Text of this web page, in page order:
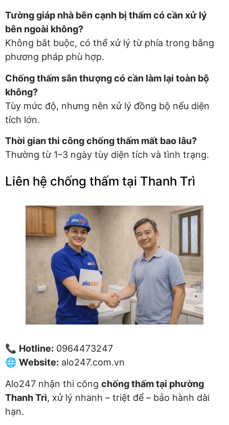
Tường giáp nhà bên cạnh bị thấm có cần xử lý
bên ngoài không?
Không bắt buộc, có thể xử lý từ phía trong bằng
phương pháp phù hợp.
Chống thấm sân thượng có cần làm lại toàn bộ
không?
Tùy mức độ, nhưng nên xử lý đồng bộ nếu diện
tích lớn.
Thời gian thi công chống thấm mất bao lâu?
Thường từ 1–3 ngày tùy diện tích và tình trạng.
Liên hệ chống thấm tại Thanh Trì
📞 Hotline: 0964473247
🌐 Website: alo247.com.vn
Alo247 nhận thi công chống thấm tại phường
Thanh Trì, xử lý nhanh – triệt để – bảo hành dài
hạn.